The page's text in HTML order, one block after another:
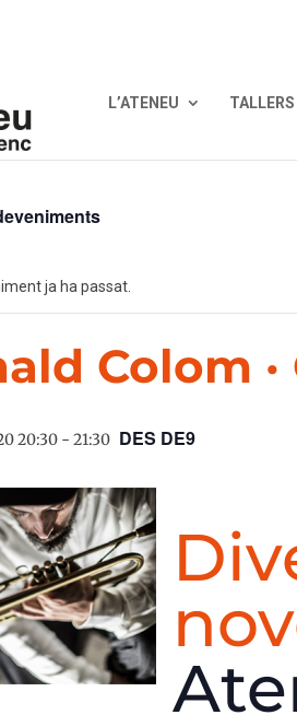
L’ATENEU TALLERS
ja ha passat.
Colom ·
20:30 - 21:30 DES DE9